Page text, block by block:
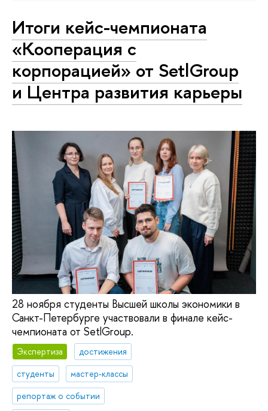
Итоги кейс-чемпионата
«Кооперация с
корпорацией» от SetlGroup
и Центра развития карьеры
28 ноября студенты Высшей школы экономики в
Санкт-Петербурге участвовали в финале кейс-
чемпионата от SetlGroup.
Экспертиза
достижения
студенты
мастер-классы
репортаж о событии